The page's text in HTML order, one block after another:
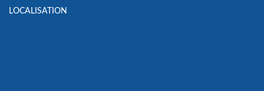
LOCALISATION